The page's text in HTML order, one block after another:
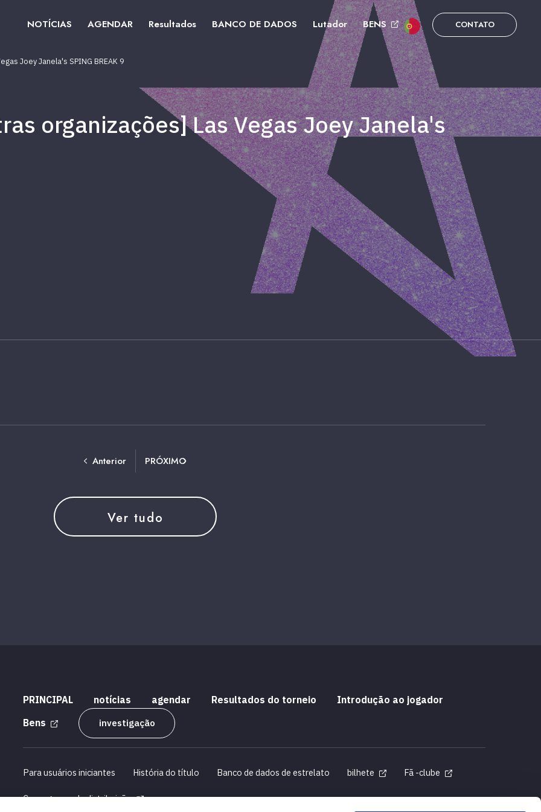
NOTÍCIAS AGENDAR Resultados BANCO DE DADOS Lutador BENS CONTATO
Joey Janela's SPING BREAK 9
organizações] Las Vegas Joey Janela's
Anterior PRÓXIMO
Ver tudo
PRINCIPAL notícias agendar Resultados do torneio
Introdução ao jogador
Bens
investigação
Para usuários iniciantes História do título Banco de dados de estrelato bilhete Fã -clube
Cronograma de distribuição